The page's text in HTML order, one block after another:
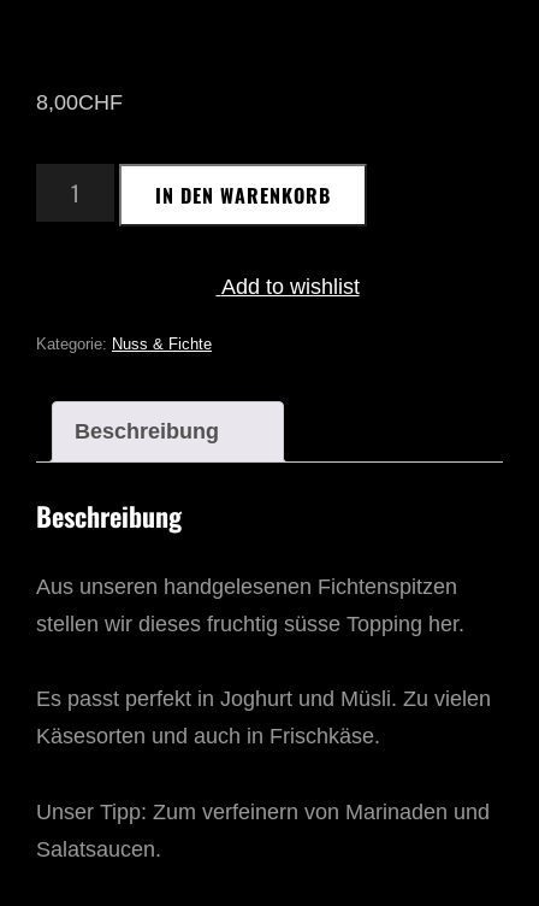
8,00CHF
FICHTEN
TOPPING
IN DEN WARENKORB
Add to wishlist
Kategorie: Nuss & Fichte
Beschreibung
Beschreibung
Aus unseren handgelesenen Fichtenspitzen
stellen wir dieses fruchtig süsse Topping her.
Es passt perfekt in Joghurt und Müsli. Zu vielen
Käsesorten und auch in Frischkäse.
Unser Tipp: Zum verfeinern von Marinaden und
Salatsaucen.